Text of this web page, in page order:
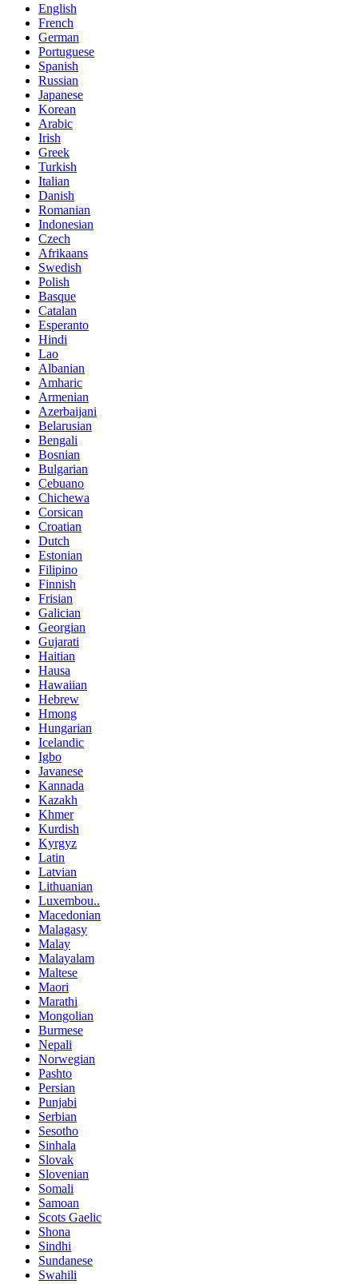
English
French
German
Portuguese
Spanish
Russian
Japanese
Korean
Arabic
Irish
Greek
Turkish
Italian
Danish
Romanian
Indonesian
Czech
Afrikaans
Swedish
Polish
Basque
Catalan
Esperanto
Hindi
Lao
Albanian
Amharic
Armenian
Azerbaijani
Belarusian
Bengali
Bosnian
Bulgarian
Cebuano
Chichewa
Corsican
Croatian
Dutch
Estonian
Filipino
Finnish
Frisian
Galician
Georgian
Gujarati
Haitian
Hausa
Hawaiian
Hebrew
Hmong
Hungarian
Icelandic
Igbo
Javanese
Kannada
Kazakh
Khmer
Kurdish
Kyrgyz
Latin
Latvian
Lithuanian
Luxembou..
Macedonian
Malagasy
Malay
Malayalam
Maltese
Maori
Marathi
Mongolian
Burmese
Nepali
Norwegian
Pashto
Persian
Punjabi
Serbian
Sesotho
Sinhala
Slovak
Slovenian
Somali
Samoan
Scots Gaelic
Shona
Sindhi
Sundanese
Swahili